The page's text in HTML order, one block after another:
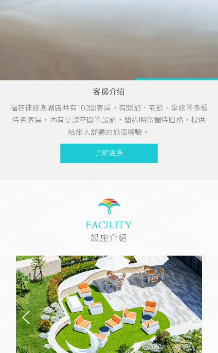
客房介绍
福容徠旅澎湖店共有102間客房，有閱旅、宅旅、享旅等多種
特色客房，內有交誼空間等設施，簡約明亮獨特風格，提供
給旅人舒適的旅宿體驗。
了解更多
FACILITY
設施介紹